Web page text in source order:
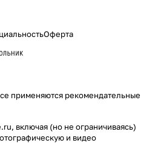
Оферта
применяются рекомендательные
включая (но не ограничиваясь)
и видео